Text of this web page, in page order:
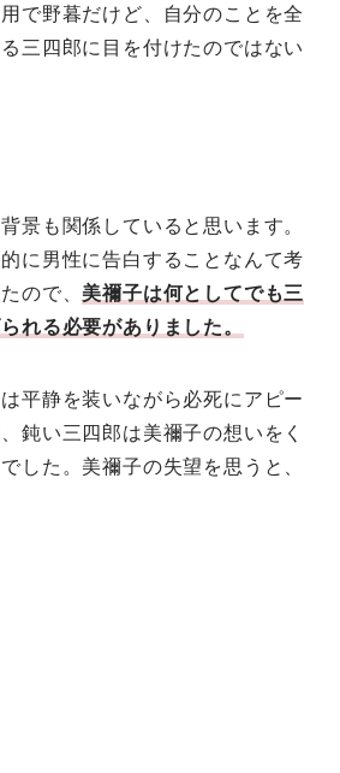
で野暮だけど、自分のことを全
三四郎に目を付けたのではない
景も関係していると思います。
に男性に告白することなんて考
ので、 美禰子は何としてでも三
れる必要がありました。
平静を装いながら必死にアピー
鈍い三四郎は美禰子の想いをく
した。美禰子の失望を思うと、